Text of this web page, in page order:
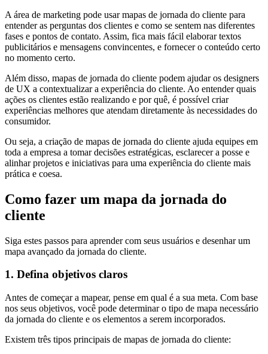
A área de marketing pode usar mapas de jornada do cliente para
entender as perguntas dos clientes e como se sentem nas diferentes
fases e pontos de contato. Assim, fica mais fácil elaborar textos
publicitários e mensagens convincentes, e fornecer o conteúdo certo
no momento certo.
Além disso, mapas de jornada do cliente podem ajudar os designers
de UX a contextualizar a experiência do cliente. Ao entender quais
ações os clientes estão realizando e por quê, é possível criar
experiências melhores que atendam diretamente às necessidades do
consumidor.
Ou seja, a criação de mapas de jornada do cliente ajuda equipes em
toda a empresa a tomar decisões estratégicas, esclarecer a posse e
alinhar projetos e iniciativas para uma experiência do cliente mais
prática e coesa.
Como fazer um mapa da jornada do
cliente
Siga estes passos para aprender com seus usuários e desenhar um
mapa avançado da jornada do cliente.
1. Defina objetivos claros
Antes de começar a mapear, pense em qual é a sua meta. Com base
nos seus objetivos, você pode determinar o tipo de mapa necessário
da jornada do cliente e os elementos a serem incorporados.
Existem três tipos principais de mapas de jornada do cliente: